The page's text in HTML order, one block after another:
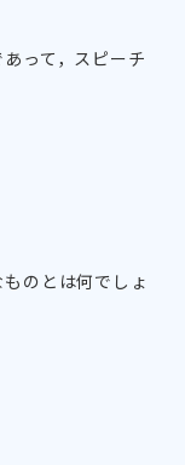
って，スピーチ
のとは何でしょ